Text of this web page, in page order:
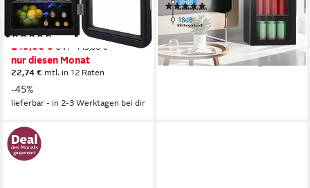
0 l Kapazität Frieren
Produktdatenblatt
(23)
249,00 € UVP 449,00 €
nur diesen Monat
22,74 € mtl. in 12 Raten
-45%
lieferbar - in 2-3 Werktagen bei dir
(4)
109,99 € UVP 157,99 €
10,05 €mtl. in 12 Raten
-30%
lieferbar - in 3-4 Werktagen bei dir